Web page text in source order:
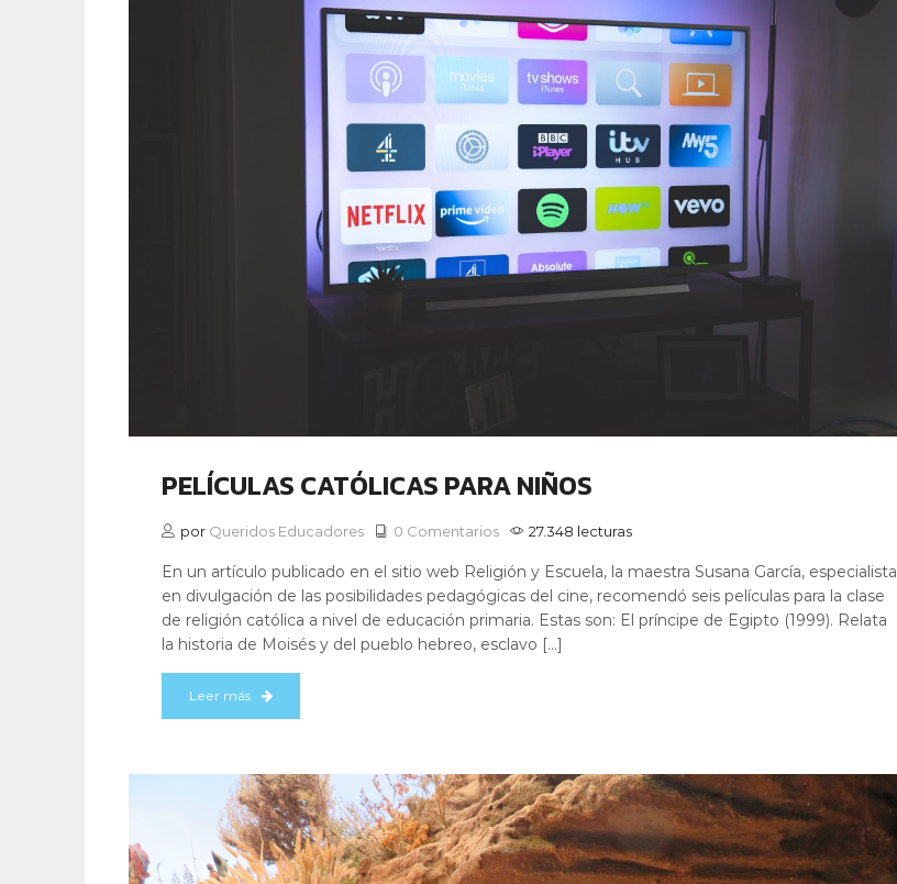
PELÍCULAS CATÓLICAS PARA NIÑOS
por Queridos Educadores 0 Comentarios 27.348 lecturas
En un artículo publicado en el sitio web Religión y Escuela, la maestra Susana García, especialista
en divulgación de las posibilidades pedagógicas del cine, recomendó seis películas para la clase
de religión católica a nivel de educación primaria. Estas son: El príncipe de Egipto (1999). Relata
la historia de Moisés y del pueblo hebreo, esclavo […]
Leer más